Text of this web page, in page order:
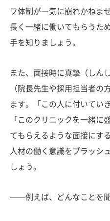
フ体制が一気に崩れかねま
長く一緒に働いてもらうた
手を知りましょう。
また、面接時に真摯（しん
（院長先生や採用担当者の
ます。「この人に付いてい
「このクリニックを一緒に
てもらえるような面接にす
人材の働く意識をブラッシ
しょう。
——例えば、どんなことを